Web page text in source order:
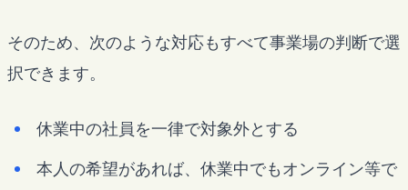
そのため、次のような対応もすべて事業場の判断で選
択できます。
休業中の社員を一律で対象外とする
本人の希望があれば、休業中でもオンライン等で